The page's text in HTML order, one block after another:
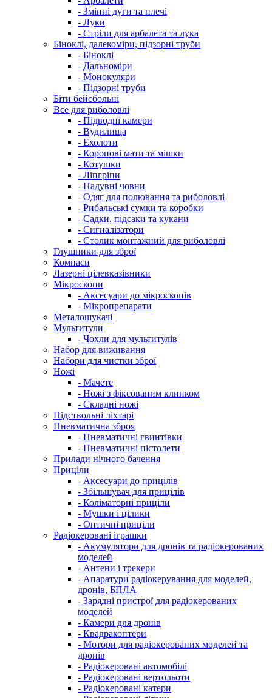
- Змінні дуги та плечі
- Луки
- Стріли для арбалета та лука
Біноклі, далекоміри, підзорні труби
- Біноклі
- Дальноміри
- Монокуляри
- Підзорні труби
Біти бейсбольні
Все для риболовлі
- Підводні камери
- Вудилища
- Ехолоти
- Коропові мати та мішки
- Котушки
- Ліпгріпи
- Надувні човни
- Одяг для полювання та риболовлі
- Рибальські сумки та коробки
- Садки, підсаки та кукани
- Сигналізатори
- Столик монтажний для риболовлі
Глушники для зброї
Компаси
Лазерні цілевказівники
Мікроскопи
- Аксесуари до мікроскопів
- Мікропрепарати
Металошукачі
Мультитули
- Чохли для мультитулів
Набор для виживання
Набори для чистки зброї
Ножі
- Мачете
- Ножі з фіксованим клинком
- Складні ножі
Підствольні ліхтарі
Пневматична зброя
- Пневматичні гвинтівки
- Пневматичні пістолети
Прилади нічного бачення
Приціли
- Аксесуари до прицілів
- Збільшувач для прицілів
- Коліматорні приціли
- Мушки і цілики
- Оптичні приціли
Радіокеровані іграшки
- Акумулятори для дронів та радіокерованих
моделей
- Антени і трекери
- Апаратури радіокерування для моделей,
дронів, БПЛА
- Зарядні пристрої для радіокерованих
моделей
- Камери для дронів
- Квадракоптери
- Мотори для радіокерованих моделей та
дронів
- Радіокеровані автомобілі
- Радіокеровані вертольоти
- Радіокеровані катери